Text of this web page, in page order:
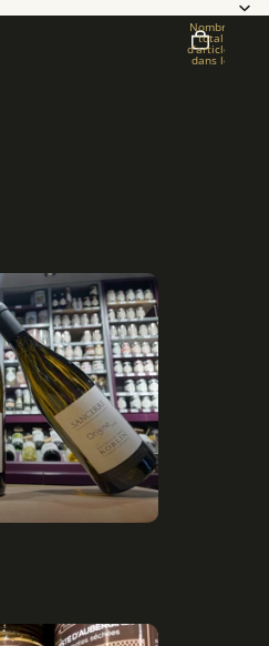
Nombre
total
d’articles
dans le